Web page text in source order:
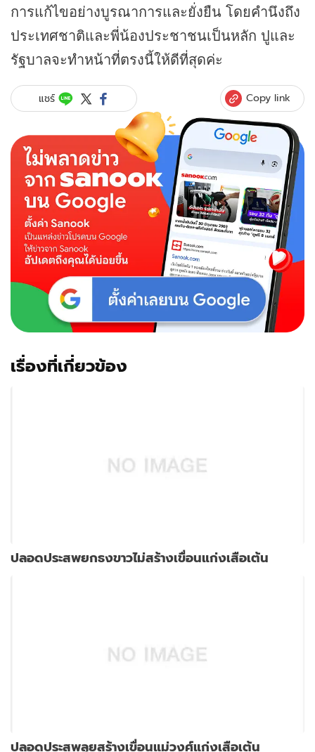
การแก้ไขอย่างบูรณาการและยั่งยืน โดยคำนึงถึง
ประเทศชาติและพี่น้องประชาชนเป็นหลัก ปูและ
รัฐบาลจะทำหน้าที่ตรงนี้ให้ดีที่สุดค่ะ
แชร์ Copy link
เรื่องที่เกี่ยวข้อง
ปลอดประสพยกธงขาวไม่สร้างเขื่อนแก่งเสือเต้น
ปลอดประสพลุยสร้างเขื่อนแม่วงศ์แก่งเสือเต้น